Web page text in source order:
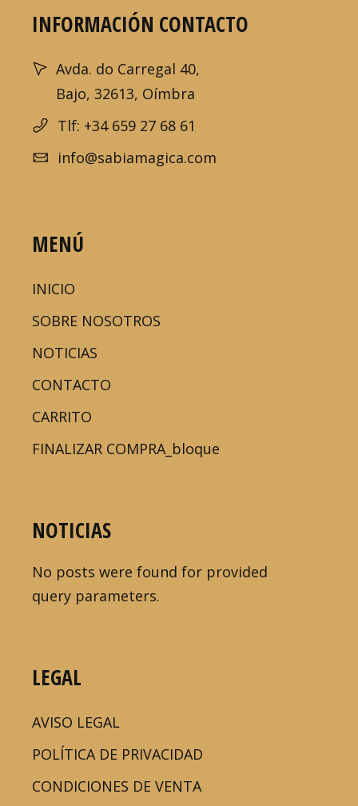
INFORMACIÓN CONTACTO
Avda. do Carregal 40,
Bajo, 32613, Oímbra
Tlf: +34 659 27 68 61
info@sabiamagica.com
MENÚ
INICIO
SOBRE NOSOTROS
NOTICIAS
CONTACTO
CARRITO
FINALIZAR COMPRA_bloque
NOTICIAS
No posts were found for provided
query parameters.
LEGAL
AVISO LEGAL
POLÍTICA DE PRIVACIDAD
CONDICIONES DE VENTA